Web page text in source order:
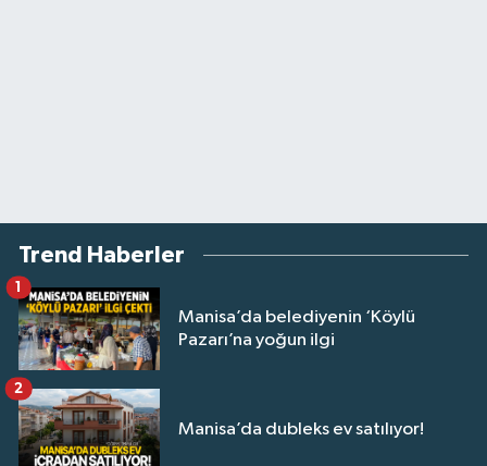
Trend Haberler
Manisa’da belediyenin ‘Köylü
Pazarı’na yoğun ilgi
1
Manisa’da dubleks ev satılıyor!
2